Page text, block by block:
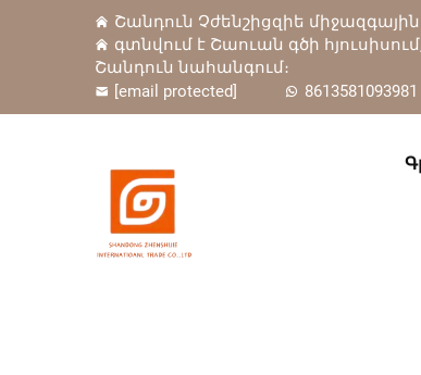
Շանդուն Չժենշիցզիե
գտնվում է Շաուան գծի
Շանդուն նահանգում։
[email protected]
8613581093981